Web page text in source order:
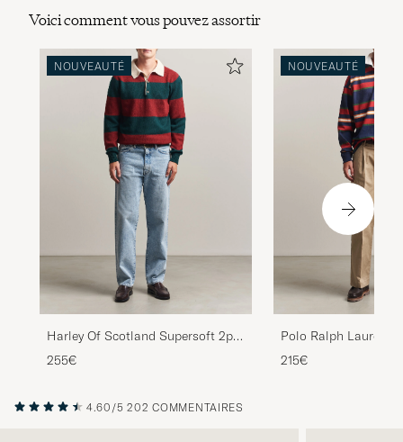
Voici comment vous pouvez assortir
NOUVEAUTÉ
Harley Of Scotland Supersoft 2ply
Lambswool Rugby Green/Red
255€
NOUVEAUTÉ
Polo Ralph Lauren
Pullover Newport
215€
4.60/5 202 COMMENTAIRES